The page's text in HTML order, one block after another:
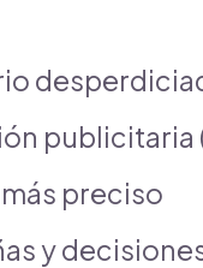
publicitaria
preciso
y